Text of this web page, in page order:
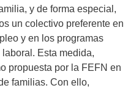
y de forma especial,
un colectivo preferente en
y en los programas
Esta medida,
propuesta por la FEFN en
familias. Con ello,